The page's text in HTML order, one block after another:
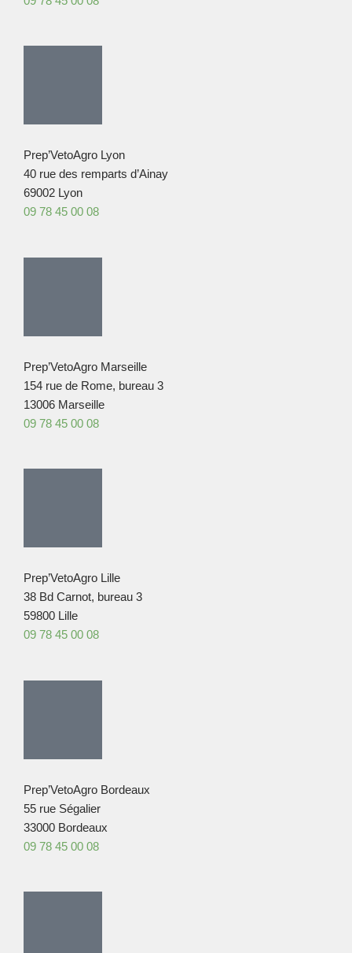
Prep’VetoAgro Lyon
40 rue des remparts d’Ainay
69002 Lyon
09 78 45 00 08
Prep’VetoAgro Marseille
154 rue de Rome, bureau 3
13006 Marseille
09 78 45 00 08
Prep’VetoAgro Lille
38 Bd Carnot, bureau 3
59800 Lille
09 78 45 00 08
Prep’VetoAgro Bordeaux
55 rue Ségalier
33000 Bordeaux
09 78 45 00 08